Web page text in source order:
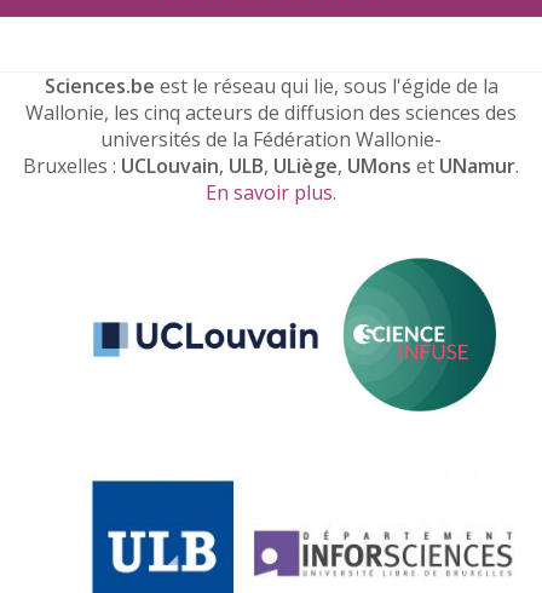
Sciences.be est le réseau qui lie, sous l'égide de la
Wallonie, les cinq acteurs de diffusion des sciences des
universités de la Fédération Wallonie-
Bruxelles : UCLouvain, ULB, ULiège, UMons et UNamur.
En savoir plus.